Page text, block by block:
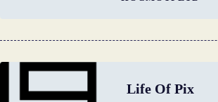
Life Of Pix